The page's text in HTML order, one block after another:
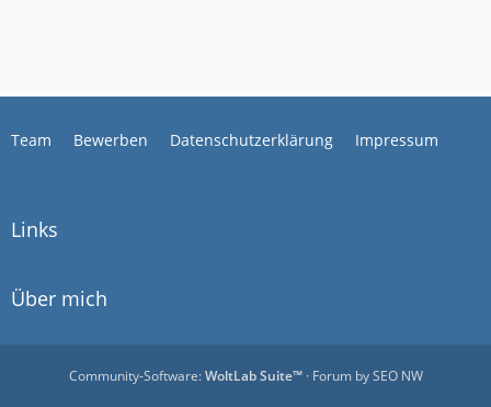
Team Bewerben Datenschutzerklärung Impressum
Links
Über mich
Community-Software:WoltLab Suite™· Forum bySEO NW